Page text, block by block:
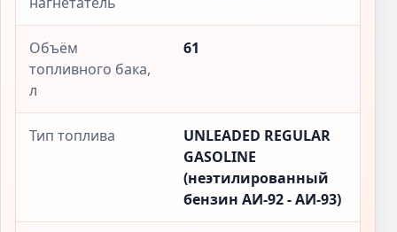
Объём
топливного бака,
л
61
Тип топлива
UNLEADED REGULAR
GASOLINE
(неэтилированный
бензин АИ-92 - АИ-93)